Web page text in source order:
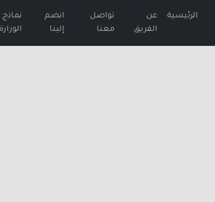
الرئيسية
عن
الفريق
تواصل
معنا
انضم
إلينا
نماذج
الوزارة